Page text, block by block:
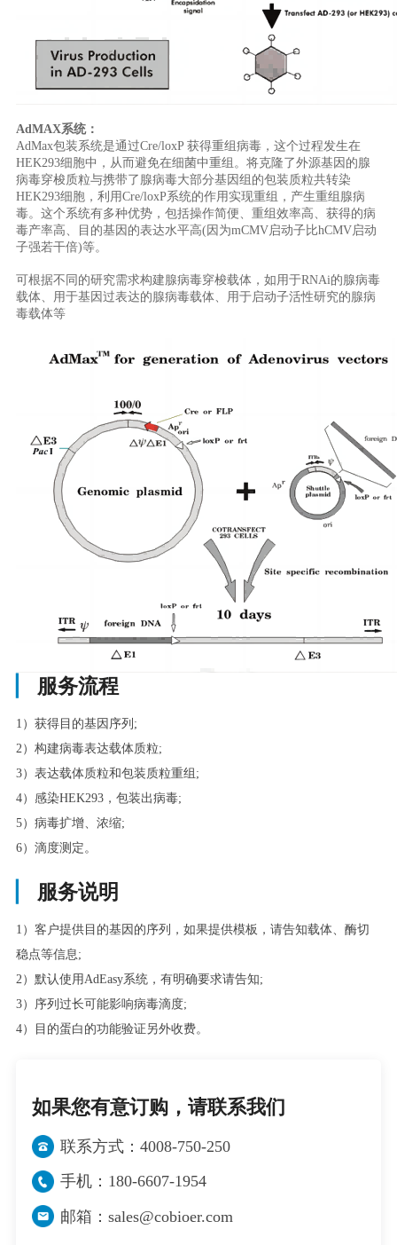
AdMAX系统：
AdMax包装系统是通过Cre/loxP 获得重组病毒，这个过程发生在
HEK293细胞中，从而避免在细菌中重组。将克隆了外源基因的腺
病毒穿梭质粒与携带了腺病毒大部分基因组的包装质粒共转染
HEK293细胞，利用Cre/loxP系统的作用实现重组，产生重组腺病
毒。这个系统有多种优势，包括操作简便、重组效率高、获得的病
毒产率高、目的基因的表达水平高(因为mCMV启动子比hCMV启动
子强若干倍)等。
可根据不同的研究需求构建腺病毒穿梭载体，如用于RNAi的腺病毒
载体、用于基因过表达的腺病毒载体、用于启动子活性研究的腺病
毒载体等
服务流程
1）获得目的基因序列;
2）构建病毒表达载体质粒;
3）表达载体质粒和包装质粒重组;
4）感染HEK293，包装出病毒;
5）病毒扩增、浓缩;
6）滴度测定。
服务说明
1）客户提供目的基因的序列，如果提供模板，请告知载体、酶切
稳点等信息;
2）默认使用AdEasy系统，有明确要求请告知;
3）序列过长可能影响病毒滴度;
4）目的蛋白的功能验证另外收费。
如果您有意订购，请联系我们
联系方式：4008-750-250
手机：180-6607-1954
邮箱：sales@cobioer.com